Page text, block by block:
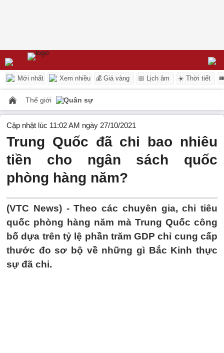
Mới nhất Xem nhiều 💰 Giá vàng 📅 Lịch âm ☀️ Thời tiết
Thế giới Quân sự
Cập nhật lúc 11:02 AM ngày 27/10/2021
Trung Quốc đã chi bao nhiêu
tiền cho ngân sách quốc
phòng hàng năm?
(VTC News) -Theo các chuyên gia, chi tiêu
quốc phòng hàng năm mà Trung Quốc công
bố dựa trên tỷ lệ phần trăm GDP chỉ cung cấp
thước đo sơ bộ về những gì Bắc Kinh thực
sự đã chi.